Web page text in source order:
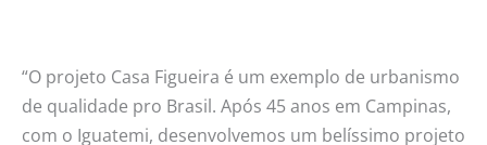
“O projeto Casa Figueira é um exemplo de urbanismo
de qualidade pro Brasil. Após 45 anos em Campinas,
com o Iguatemi, desenvolvemos um belíssimo projeto